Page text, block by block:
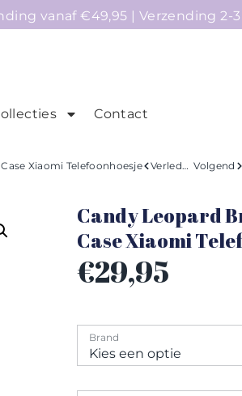
vanaf €49,95 | Verzending 2-
Contact
Xiaomi Telefoonhoesje Verleden Volgend
Candy Leopard
Case Xiaomi
€29,95
Brand